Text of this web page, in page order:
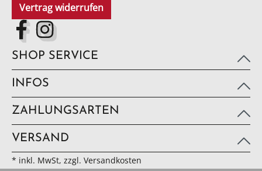
Vertrag widerrufen
SHOP SERVICE
INFOS
ZAHLUNGSARTEN
VERSAND
* inkl. MwSt, zzgl. Versandkosten